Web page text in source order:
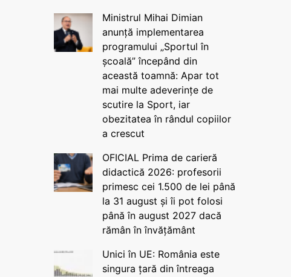
Ministrul Mihai Dimian
anunță implementarea
programului „Sportul în
școală” începând din
această toamnă: Apar tot
mai multe adeverințe de
scutire la Sport, iar
obezitatea în rândul copiilor
a crescut
OFICIAL Prima de carieră
didactică 2026: profesorii
primesc cei 1.500 de lei până
la 31 august și îi pot folosi
până în august 2027 dacă
rămân în învățământ
Unici în UE: România este
singura țară din întreaga